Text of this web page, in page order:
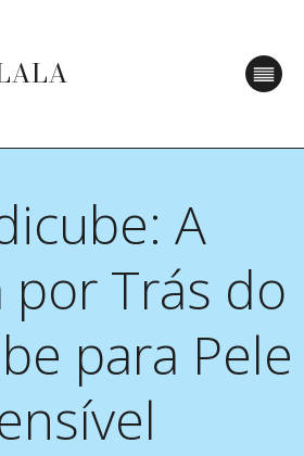
A
por Trás do
para Pele